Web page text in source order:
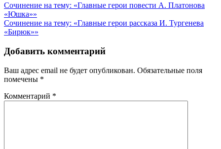
Навигация
по
записям
Сочинение на тему: «Главные герои повести А. Платонова
«Юшка»»
Сочинение на тему: «Главные герои рассказа И. Тургенева
«Бирюк»»
Добавить комментарий
Ваш адрес email не будет опубликован. Обязательные поля
помечены *
Комментарий *